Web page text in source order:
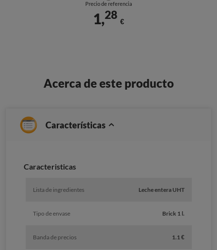
Precio de referencia
1,28
€
Acerca de este producto
Características
Caracteristicas
Lista de ingredientes Leche entera UHT
Tipo de envase Brick 1 l.
Banda de precios 1.1 €